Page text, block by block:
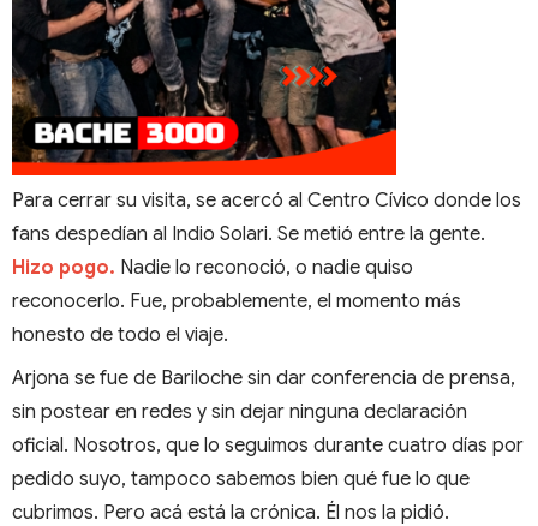
Para cerrar su visita, se acercó al Centro Cívico donde los
fans despedían al Indio Solari. Se metió entre la gente.
Hizo pogo. Nadie lo reconoció, o nadie quiso
reconocerlo. Fue, probablemente, el momento más
honesto de todo el viaje.
Arjona se fue de Bariloche sin dar conferencia de prensa,
sin postear en redes y sin dejar ninguna declaración
oficial. Nosotros, que lo seguimos durante cuatro días por
pedido suyo, tampoco sabemos bien qué fue lo que
cubrimos. Pero acá está la crónica. Él nos la pidió.